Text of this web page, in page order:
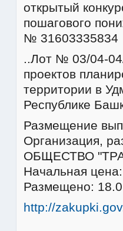
открытый
пошагового
№ 31603335834
..Лот № 03/04-
проектов
территории в
Республике
Размещение
Организация,
ОБЩЕСТВО
Начальная
Размещено:
http://